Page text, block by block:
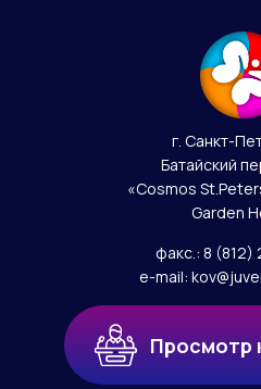
г. Санкт-
Батайский
«Cosmos
Garden
факс.: 8 (812)
e-mail:
Просмотр